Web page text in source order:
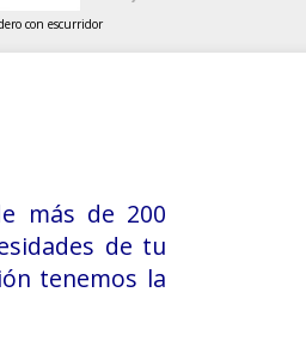
con escurridor
más de 200
de tu
tenemos la